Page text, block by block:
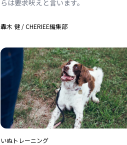
らは要求吠えと言います。
轟木 健 /CHERIEE編集部
いぬトレーニング